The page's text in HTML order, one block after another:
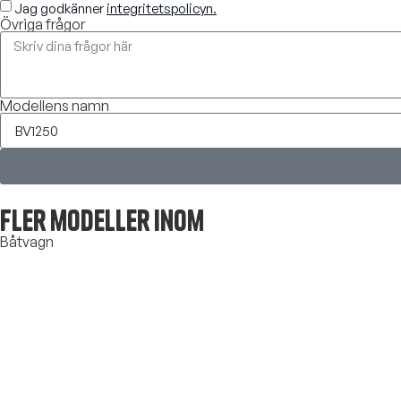
Jag godkänner integritetspolicyn.
Övriga frågor
Modellens namn
Fler modeller inom
Båtvagn